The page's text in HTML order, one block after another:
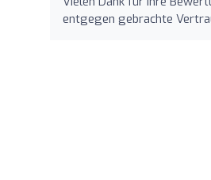
entgegen gebrachte